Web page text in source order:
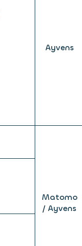
Ayvens
Matomo
/ Ayvens